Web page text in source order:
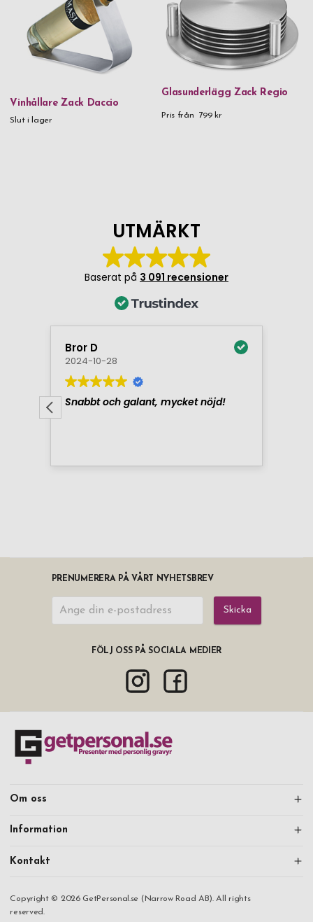
Vinhållare Zack Daccio
Slut i lager
Glasunderlägg Zack Regio
Pris från 799 kr
PRENUMERERA PÅ VÅRT NYHETSBREV
Skicka
FÖLJ OSS PÅ SOCIALA MEDIER
Om oss
Information
Kontakt
Copyright © 2026 GetPersonal.se (Narrow Road AB). All rights
reserved.